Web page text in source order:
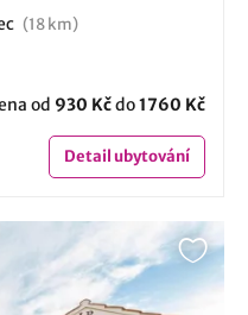
(18 km)
od 930 Kčdo1760 Kč
Detailubytování